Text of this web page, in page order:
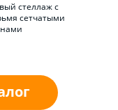
стеллаж с
сетчатыми